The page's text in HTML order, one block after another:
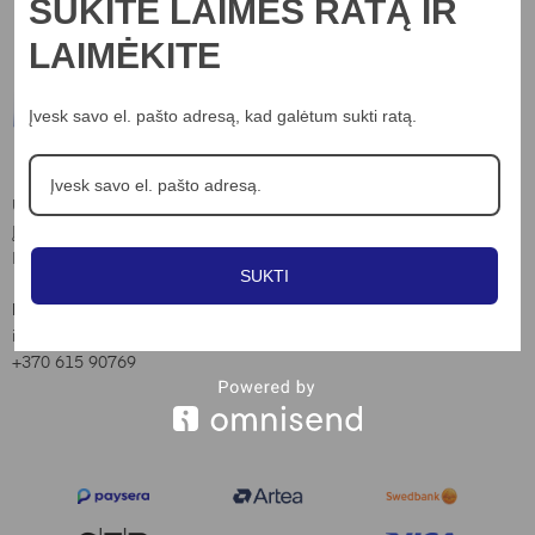
UAB “Nord lights”
info@nordlights.lt
+370 615 90769
Informacija
Privatumo poltika
Slapukų naudojimo taisyklės
SUKITE LAIMĖS RATĄ IR
LAIMĖKITE
Įvesk savo el. pašto adresą, kad galėtum sukti ratą.
SUKTI